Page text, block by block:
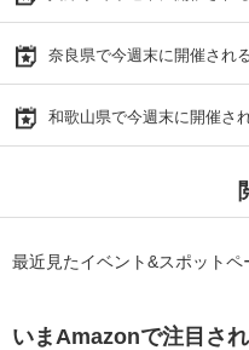
奈良県で今週末に開催され
和歌山県で今週末に開催さ
最近見たイベント&スポットペ
いまAmazonで注目さ